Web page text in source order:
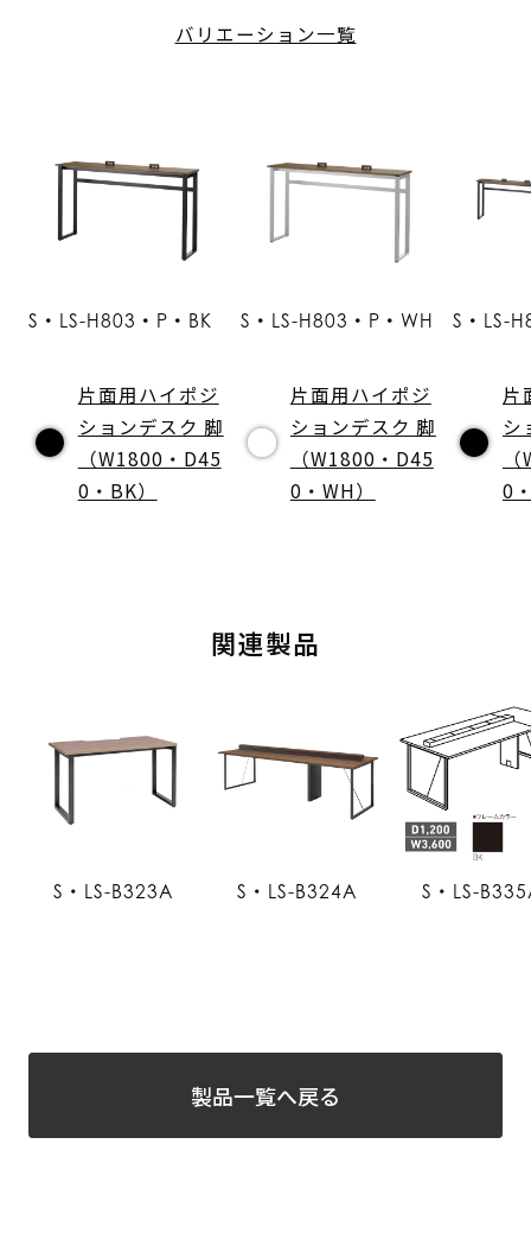
バリエーション一覧
S・LS-H803・P・BK
片面用ハイポジ
ションデスク 脚
（W1800・D45
0・BK）
S・LS-H803・P・WH
片面用ハイポジ
ションデスク 脚
（W1800・D45
0・WH）
S・LS-
片
シ
0
関連製品
S・LS-B323A S・LS-B324A S・LS-
製品一覧へ戻る